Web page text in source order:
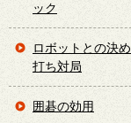
ック
ロボットとの決め
打ち対局
囲碁の効用